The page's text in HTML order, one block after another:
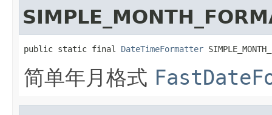
public static final DateTimeFormatter
简单年月格式